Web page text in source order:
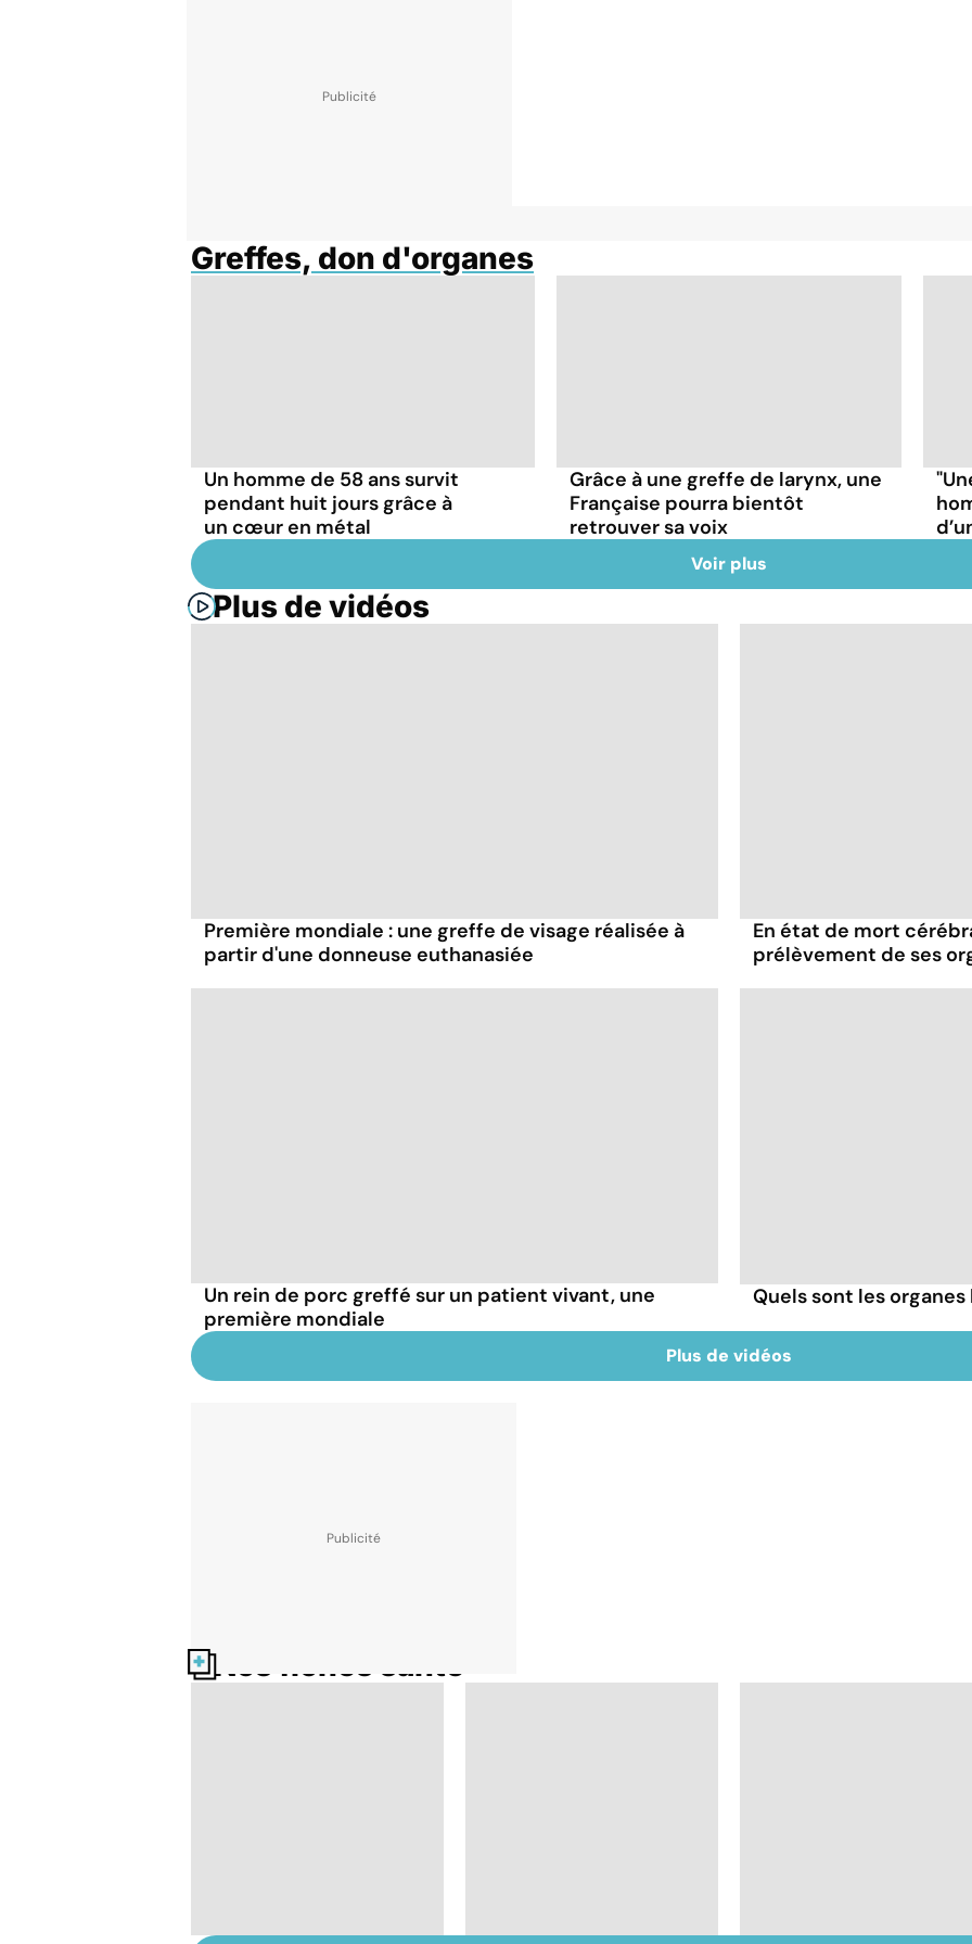
Greffes, don d'organes
Un homme de 58 ans survit
pendant huit jours grâce à
un cœur en métal
Grâce à une greffe de larynx, une
Française pourra bientôt
retrouver sa voix
Voir plus
Plus de vidéos
Première mondiale : une greffe de visage réalisée à
partir d'une donneuse euthanasiée
En état de mort
prélèvement de ses
Un rein de porc greffé sur un patient vivant, une
première mondiale
Quels sont les
Plus de vidéos
Nos fiches santé